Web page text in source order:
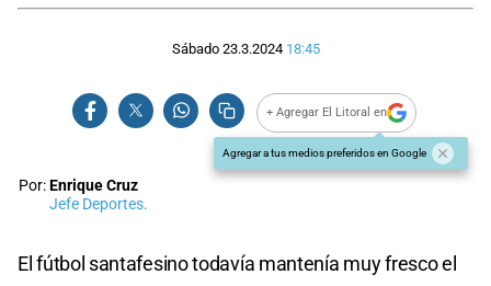
Sábado 23.3.2024 18:45
+ Agregar El Litoral en
Agregar a tus medios preferidos en Google
Por:Enrique Cruz
Jefe Deportes.
El fútbol santafesino todavía mantenía muy fresco el